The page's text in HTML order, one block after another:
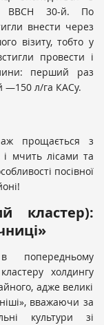
ВВСН 30-й. По
внести через
візиту, тобто у
провести і
перший раз
—150 л/га КАСу.
прощається з
мчить лісами та
посівної
кластер):
попередньому
холдингу
адже великі
вважаючи за
культури зі